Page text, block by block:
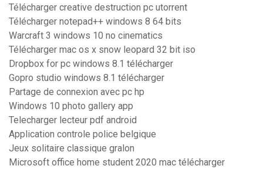
Télécharger creative destruction pc utorrent
Télécharger notepad++ windows 8 64 bits
Warcraft 3 windows 10 no cinematics
Télécharger mac os x snow leopard 32 bit iso
Dropbox for pc windows 8.1 télécharger
Gopro studio windows 8.1 télécharger
Partage de connexion avec pc hp
Windows 10 photo gallery app
Telecharger lecteur pdf android
Application controle police belgique
Jeux solitaire classique gralon
Microsoft office home student 2020 mac télécharger